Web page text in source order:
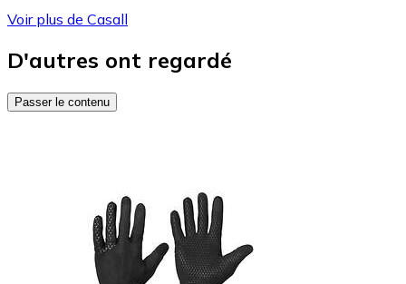
Voir plus de Casall
D'autres ont regardé
Passer le contenu